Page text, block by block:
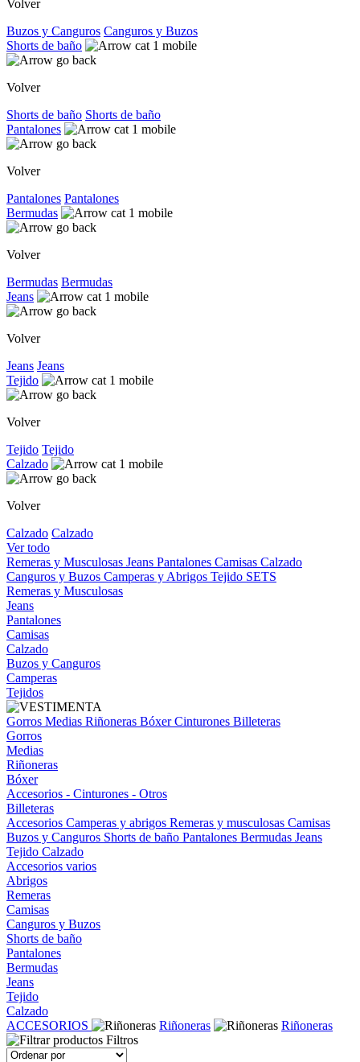
Volver
Buzos y Canguros Canguros y Buzos
Shorts de baño
Volver
Shorts de baño Shorts de baño
Pantalones
Volver
Pantalones Pantalones
Bermudas
Volver
Bermudas Bermudas
Jeans
Volver
Jeans Jeans
Tejido
Volver
Tejido Tejido
Calzado
Volver
Calzado Calzado
Ver todo
Remeras y Musculosas Jeans Pantalones Camisas Calzado
Canguros y Buzos Camperas y Abrigos Tejido SETS
Remeras y Musculosas
Jeans
Pantalones
Camisas
Calzado
Buzos y Canguros
Camperas
Tejidos
Gorros Medias Riñoneras BóxerCinturones Billeteras
Gorros
Medias
Riñoneras
Bóxer
Accesorios - Cinturones - Otros
Billeteras
Accesorios Camperas y abrigos Remeras y musculosas Camisas
Buzos y Canguros Shorts de baño Pantalones Bermudas Jeans
Tejido Calzado
Accesorios varios
Abrigos
Remeras
Camisas
Canguros y Buzos
Shorts de baño
Pantalones
Bermudas
Jeans
Tejido
Calzado
ACCESORIOS
Riñoneras
Riñoneras
Filtros